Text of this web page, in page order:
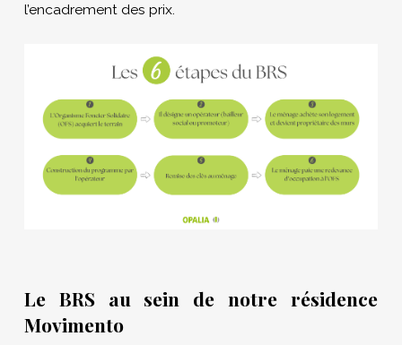
l’encadrement des prix.
Le BRS au sein de notre résidence
Movimento